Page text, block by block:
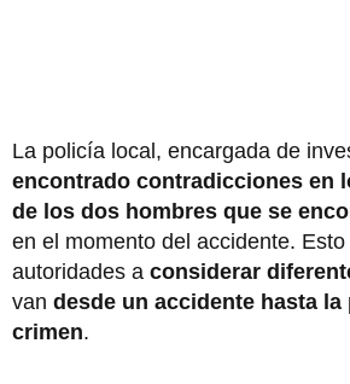
La policía local, encargada de
encontrado contradicciones en
de los dos hombres que se
en el momento del accidente.
autoridades a considerar
van desde un accidente hasta
crimen.